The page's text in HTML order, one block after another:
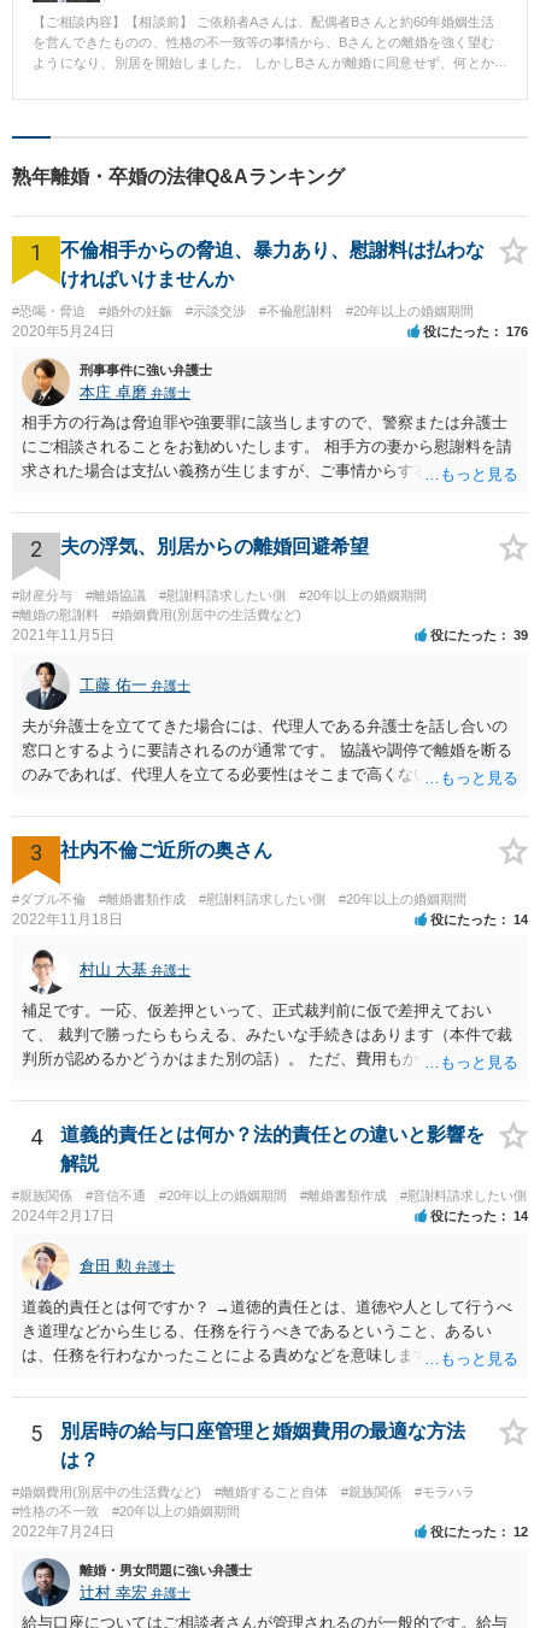
【ご相談内容】【相談前】 ご依頼者Aさんは、配偶者Bさんと約60年婚姻生活
を営んできたものの、性格の不一致等の事情から、Bさんとの離婚を強く望む
ようになり、別居を開始しました。 しかしBさんが離婚に同意せず、何とか
【相談後】 Aさんの離婚をしたいという強い気持ちは理解したものの、法的
果、一定額の解決金を支払って離婚ができました。 【弁護士からのコメン
ト】 依頼者は離婚を強く希望しており、相手方はこれを強く拒否していたと
した。
熟年離婚・卒婚の法律Q&Aランキング
1
不倫相手からの脅迫、暴力あり、慰謝料は払わな
ければいけませんか
#恐喝・脅迫 #婚外の妊娠 #示談交渉 #不倫慰謝料 #20年以上の婚姻期間
2020年5月24日 役にたった 176
刑事事件に強い弁護士
本庄 卓磨 弁護士
相手方の行為は脅迫罪や強要罪に該当しますので、警察または弁護士
にご相談されることをお勧めいたします。 相手方の妻から慰謝料を請
求された場合は支払い義務が生じますが、ご事情からすると減額交渉
2 夫の浮気、別居からの離婚回避希望
#財産分与 #離婚協議 #慰謝料請求したい側
#20年以上の婚姻期間
#離婚の慰謝料
#婚姻費用(別居中の生活費など)
2021年11月5日 役にたった 39
工藤 佑一 弁護士
夫が弁護士を立ててきた場合には、代理人である弁護士を話し合いの
窓口とするように要請されるのが通常です。 協議や調停で離婚を断る
のみであれば、代理人を立てる必要性はそこまで高くないようにも思
姻費用についてもまとまっていない状況である場合には代理人を立て
ることが適切かも知れません。 依頼するかどうかの検討も含め、お近
くの弁護士へ相談はされてみると良いと考えます。
3 社内不倫ご近所の奥さん
#ダブル不倫 #離婚書類作成 #慰謝料請求したい側 #20年以上の婚姻期間
2022年11月18日 役にたった 14
村山 大基 弁護士
補足です。一応、仮差押といって、正式裁判前に仮で差押えておい
て、 裁判で勝ったらもらえる、みたいな手続きはあります（本件で裁
判所が認めるかどうかはまた別の話）。 ただ、費用もかかりますし、
のであれば、 面談相談に行って詳しく話を聞いてみましょう。
4
道義的責任とは何か？法的責任との違いと影響を
解説
#親族関係 #音信不通 #20年以上の婚姻期間 #離婚書類作成 #慰謝料請求したい側
2024年2月17日 役にたった 14
倉田 勲 弁護士
道義的責任とは何ですか？ →道徳的責任とは、道徳や人として行うべ
き道理などから生じる、任務を行うべきであるということ、あるい
は、任務を行わなかったことによる責めなどを意味します。 道義的責
則はありませんが、道義的責任を果たさないことで、他人からの信用
を無くす、不遇を受けるなどの一般的にはそのような事実上の不利益
が生じます。
5
別居時の給与口座管理と婚姻費用の最適な方法
は？
#婚姻費用(別居中の生活費など) #離婚すること自体 #親族関係
#モラハラ
#性格の不一致
#20年以上の婚姻期間
2022年7月24日 役にたった 12
離婚・男女問題に強い弁護士
辻村 幸宏 弁護士
給与口座についてはご相談者さんが管理されるのが一般的です。給与